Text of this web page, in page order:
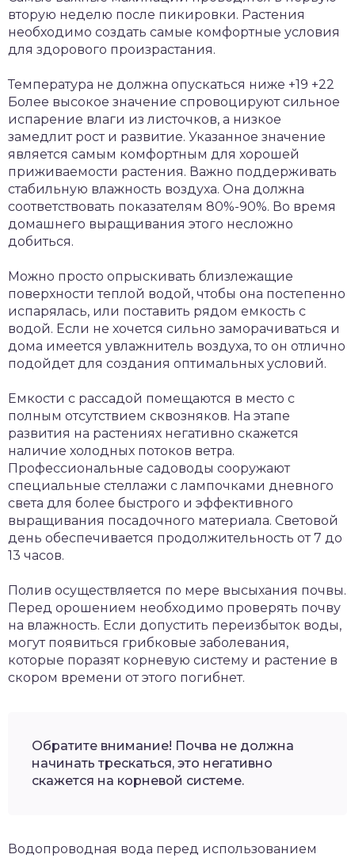
вторую неделю после пикировки. Растения
необходимо создать самые комфортные условия
для здорового произрастания.
Температура не должна опускаться ниже +19 +22
Более высокое значение спровоцируют сильное
испарение влаги из листочков, а низкое
замедлит рост и развитие. Указанное значение
является самым комфортным для хорошей
приживаемости растения. Важно поддерживать
стабильную влажность воздуха. Она должна
соответствовать показателям 80%-90%. Во время
домашнего выращивания этого несложно
добиться.
Можно просто опрыскивать близлежащие
поверхности теплой водой, чтобы она постепенно
испарялась, или поставить рядом емкость с
водой. Если не хочется сильно заморачиваться и
дома имеется увлажнитель воздуха, то он отлично
подойдет для создания оптимальных условий.
Емкости с рассадой помещаются в место с
полным отсутствием сквозняков. На этапе
развития на растениях негативно скажется
наличие холодных потоков ветра.
Профессиональные садоводы сооружают
специальные стеллажи с лампочками дневного
света для более быстрого и эффективного
выращивания посадочного материала. Световой
день обеспечивается продолжительность от 7 до
13 часов.
Полив осуществляется по мере высыхания почвы.
Перед орошением необходимо проверять почву
на влажность. Если допустить переизбыток воды,
могут появиться грибковые заболевания,
которые поразят корневую систему и растение в
скором времени от этого погибнет.
Обратите внимание! Почва не должна
начинать трескаться, это негативно
скажется на корневой системе.
Водопроводная вода перед использованием